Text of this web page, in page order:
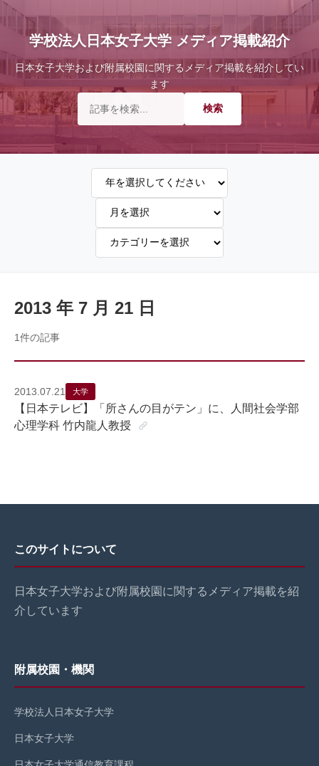
学校法人日本女子大学 メディア掲載紹介
日本女子大学および附属校園に関するメディア掲載を紹介してい
ます
2013 年 7 月 21 日
1件の記事
2013.07.21 大学
【日本テレビ】「所さんの目がテン」に、人間社会学部
心理学科 竹内龍人教授
このサイトについて
日本女子大学および附属校園に関するメディア掲載を紹
介しています
附属校園・機関
学校法人日本女子大学
日本女子大学